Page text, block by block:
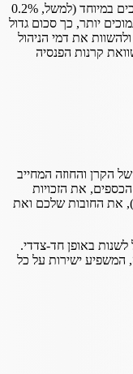
בקרנות הפנסיה "ברירת מחדל" דמי הניהול נמוכים במיוחד (למשל, 0.2%
נמוכים יותר, כך סכום גדול
את דמי הניהול
קרנות הפנסיה
הקרן והחוזה המחייב
את הזכויות
את החובות שלכם ואת
לשנות באופן חד-צדדי.
המשפיע ישירות על כל